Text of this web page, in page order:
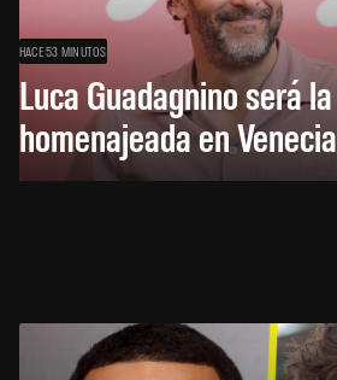
HACE 53 MINUTOS
Luca Guadagnino será
homenajeada en